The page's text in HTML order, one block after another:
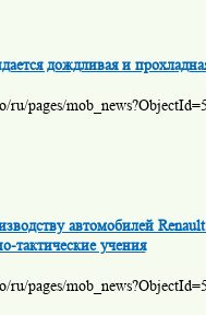
дождливая и
pages/
автомобилей
тактические учения
pages/